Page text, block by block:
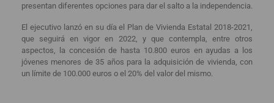
presentan diferentes opciones para dar el salto a la independencia.
El ejecutivo lanzó en su día el Plan de Vivienda Estatal 2018-2021,
que seguirá en vigor en 2022, y que contempla, entre otros
aspectos, la concesión de hasta 10.800 euros en ayudas a los
jóvenes menores de 35 años para la adquisición de vivienda, con
un límite de 100.000 euros o el 20% del valor del mismo.